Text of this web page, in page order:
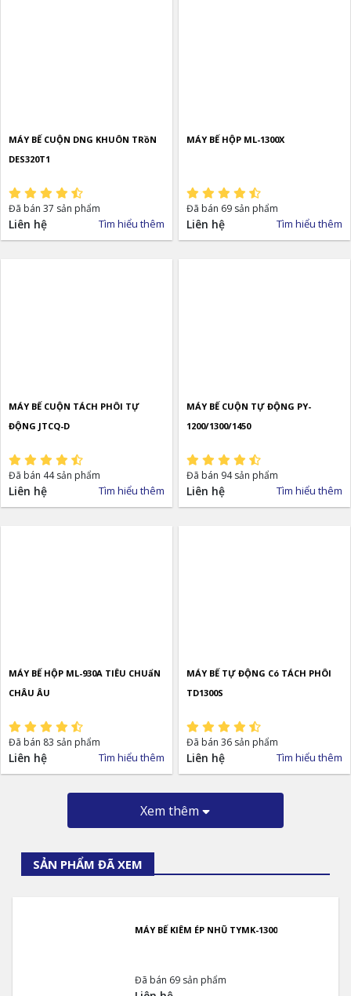
MÁY BẾ CUỘN DNG KHUÔN TRồN
DES320T1
Đã bán 37 sản phẩm
Liên hệ Tìm hiểu thêm
MÁY BẾ HỘP ML-1300X
Đã bán 69 sản phẩm
Liên hệ Tìm hiểu thêm
MÁY BẾ CUỘN TÁCH PHÔI TỰ
ĐỘNG JTCQ-D
Đã bán 44 sản phẩm
Liên hệ Tìm hiểu thêm
MÁY BẾ CUỘN TỰ ĐỘNG PY-
1200/1300/1450
Đã bán 94 sản phẩm
Liên hệ Tìm hiểu thêm
MÁY BẾ HỘP ML-930A TIÊU CHUẩN
CHÂU ÂU
Đã bán 83 sản phẩm
Liên hệ Tìm hiểu thêm
MÁY BẾ TỰ ĐỘNG Có TÁCH PHÔI
TD1300S
Đã bán 36 sản phẩm
Liên hệ Tìm hiểu thêm
Xem thêm
SẢN PHẨM ĐÃ XEM
MÁY BẾ KIÊM ÉP NHŨ TYMK-1300
Đã bán 69 sản phẩm